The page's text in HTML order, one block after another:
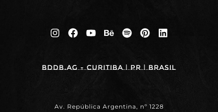
BDDB.ag - Curitiba | PR | BRASIL
Av. República Argentina, nº 1228